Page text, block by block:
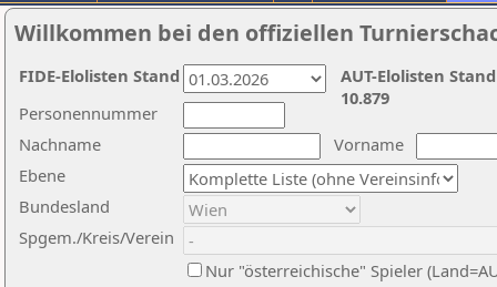
Willkommen bei den offiziellen
Nachname
Vorname
Ebene
Personennummer
Bundesland
Spgem./Kreis/Verein
Nur "österreichische" Spieler
AUT-Elolisten
10.879
FIDE-Elolisten Stand